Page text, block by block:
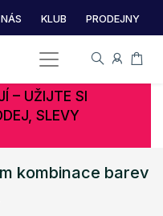
KLUB PRODEJNY
– UŽIJTE SI
SLEVY
kombinace barev